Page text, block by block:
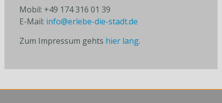
Mobil: +49 174 316 01 39
E-Mail: info@erlebe-die-stadt.de
Zum Impressum gehts hier lang.